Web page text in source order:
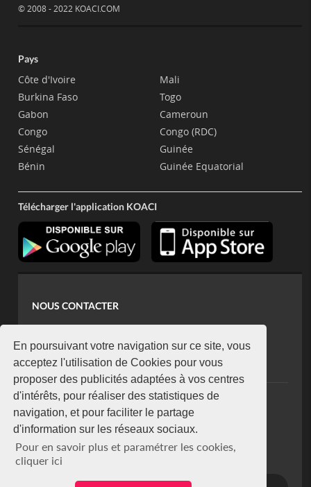
En poursuivant votre navigation sur ce site, vous
acceptez l'utilisation de Cookies pour vous
proposer des publicités adaptées à vos centres
d'intérêts, pour réaliser des statistiques de
navigation, et pour faciliter le partage
d'information sur les réseaux sociaux.
Pour en savoir plus et paramétrer les cookies,
cliquer ici
© 2008 - 2022 KOACI.COM
Pays
Côte d'Ivoire
Burkina Faso
Gabon
Congo
Sénégal
Bénin
Mali
Togo
Cameroun
Congo (RDC)
Guinée
Guinée Equatorial
Télécharger l'application KOACI
NOUS CONTACTER
koaci@yahoo.fr
+225 07 08 85 52 93
NEWSLETTER
Restez connecté via notre newsletter
S'abonner
Se désabonner